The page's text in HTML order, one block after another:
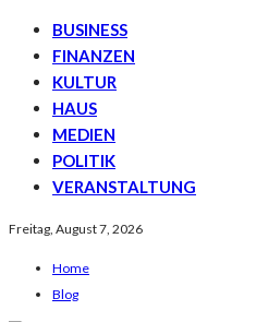
BUSINESS
FINANZEN
KULTUR
HAUS
MEDIEN
POLITIK
VERANSTALTUNG
Freitag, August 7, 2026
Home
Blog